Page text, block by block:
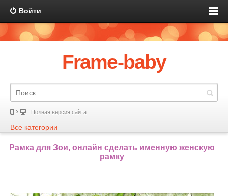
Войти
Frame-baby
Полная версия сайта
Все категории
Рамка для Зои, онлайн сделать именную женскую
рамку